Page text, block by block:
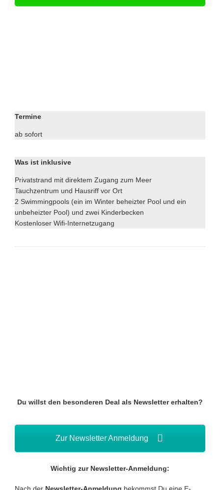
Termine
ab sofort
Was ist inklusive
Privatstrand mit direktem Zugang zum Meer
Tauchzentrum und Hausriff vor Ort
2 Swimmingpools (ein im Winter beheizter Pool und ein
unbeheizter Pool) und zwei Kinderbecken
Kostenloser Wifi-Internetzugang
Du willst den besonderen Deal als Newsletter erhalten?
Zur Newsletter Anmeldung
Wichtig zur Newsletter-Anmeldung: